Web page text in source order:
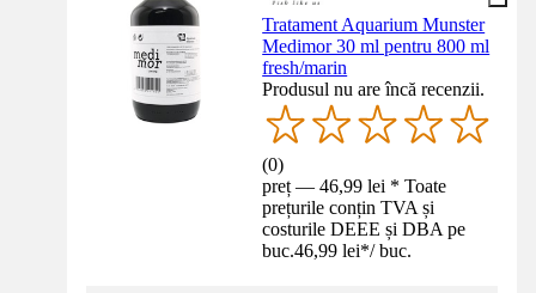
Tratament Aquarium Munster
Medimor 30 ml pentru 800 ml
fresh/marin
Produsul nu are încă recenzii.
(0)
preț — 46,99 lei * Toate
prețurile conțin TVA și
costurile DEEE și DBA pe
buc.46,99 lei*/ buc.